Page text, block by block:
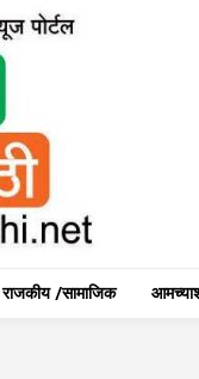
राजकीय /सामाजिक